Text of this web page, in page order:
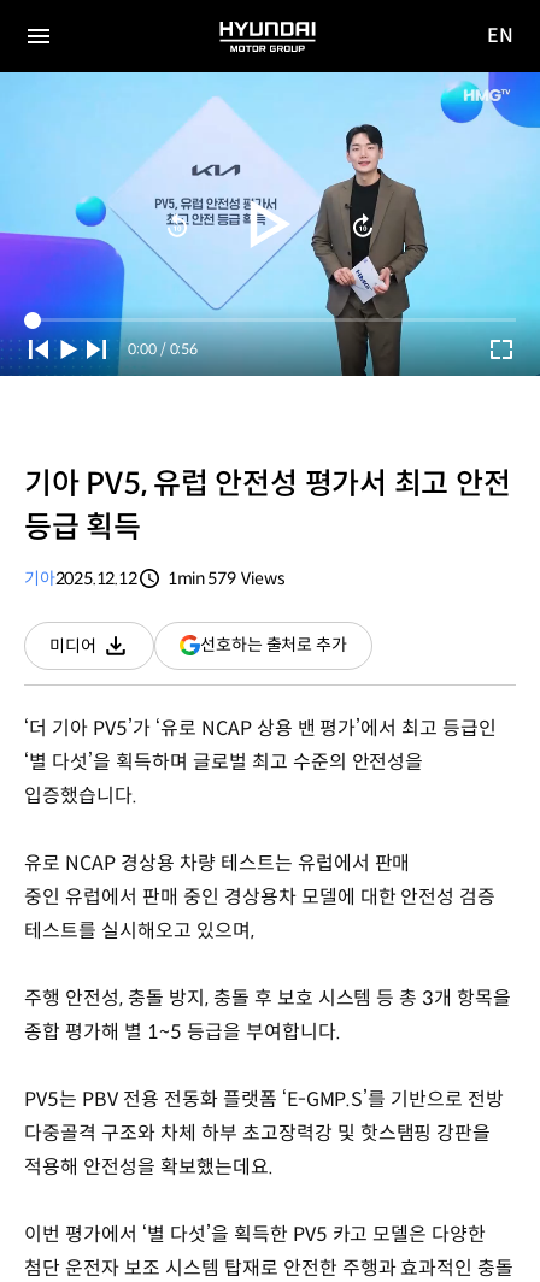
전체
HYUNDAI
MOTOR
GROUP
사이
이동
EN
Current
Time
0:00 / Duration
0:56
기아 PV5, 유럽 안전성 평가서 최고 안전
등급 획득
기아2025.12.12
1min579 Views
미디어
다운로드
선호하는 출처로 추가(새
창
‘더 기아 PV5’가 ‘유로 NCAP 상용 밴 평가’에서 최고 등급인
‘별 다섯’을 획득하며 글로벌 최고 수준의 안전성을
입증했습니다.
유로 NCAP 경상용 차량 테스트는 유럽에서 판매
중인 유럽에서 판매 중인 경상용차 모델에 대한 안전성 검증
테스트를 실시해오고 있으며,
주행 안전성, 충돌 방지, 충돌 후 보호 시스템 등 총 3개 항목을
종합 평가해 별 1~5 등급을 부여합니다.
PV5는 PBV 전용 전동화 플랫폼 ‘E-GMP.S’를 기반으로 전방
다중골격 구조와 차체 하부 초고장력강 및 핫스탬핑 강판을
적용해 안전성을 확보했는데요.
이번 평가에서 ‘별 다섯’을 획득한 PV5 카고 모델은 다양한
첨단 운전자 보조 시스템 탑재로 안전한 주행과 효과적인 충돌